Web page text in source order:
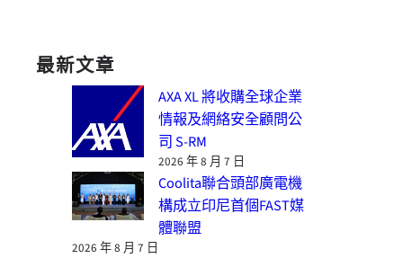
最新文章
AXA XL 將收購全球企業
情報及網絡安全顧問公
司 S-RM
2026 年 8 月 7 日
Coolita聯合頭部廣電機
構成立印尼首個FAST媒
體聯盟
2026 年 8 月 7 日